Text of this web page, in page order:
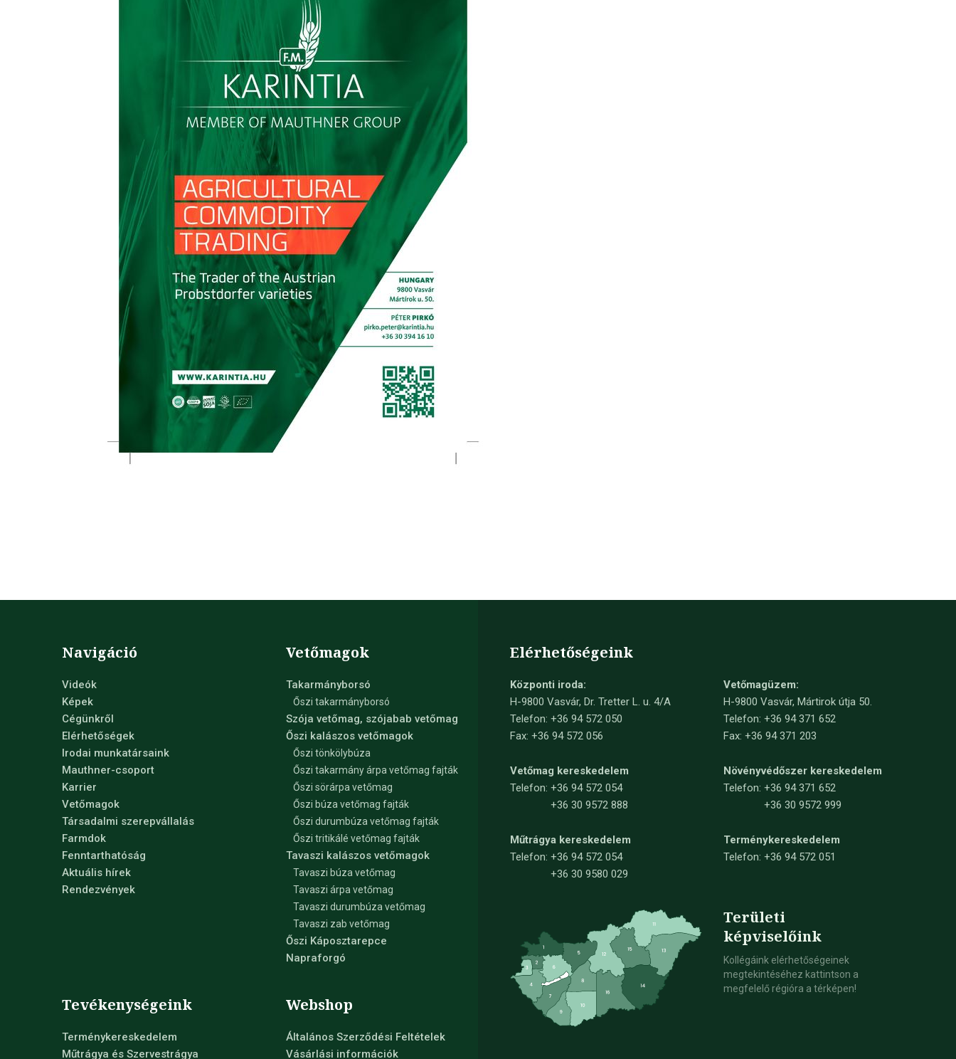
Navigáció
Videók
Képek
Cégünkről
Elérhetőségek
Irodai munkatársaink
Mauthner-csoport
Karrier
Vetőmagok
Társadalmi szerepvállalás
Farmdok
Fenntarthatóság
Aktuális hírek
Rendezvények
Vetőmagok
Takarmányborsó
Őszi takarmányborsó
Szója vetőmag, szójabab vetőmag
Őszi kalászos vetőmagok
Őszi tönkölybúza
Őszi takarmány árpa vetőmag fajták
Őszi sörárpa vetőmag
Őszi búza vetőmag fajták
Őszi durumbúza vetőmag fajták
Őszi tritikálé vetőmag fajták
Tavaszi kalászos vetőmagok
Tavaszi búza vetőmag
Tavaszi árpa vetőmag
Tavaszi durumbúza vetőmag
Tavaszi zab vetőmag
Őszi Káposztarepce
Napraforgó
Tevékenységeink
Terménykereskedelem
Műtrágya és Szervestrágya
Webshop
Általános Szerződési Feltételek
Vásárlási információk
Elérhetőségeink
Központi iroda:
H-9800 Vasvár, Dr. Tretter L. u. 4/A
Telefon: +36 94 572 050
Fax: +36 94 572 056
Vetőmagüzem:
H-9800 Vasvár, Mártirok útja 50.
Telefon: +36 94 371 652
Fax: +36 94 371 203
Vetőmag kereskedelem
Telefon: +36 94 572 054
+36 30 9572 888
Növényvédőszer kereskedelem
Telefon: +36 94 371 652
+36 30 9572 999
Műtrágya kereskedelem
Telefon: +36 94 572 054
+36 30 9580 029
Terménykereskedelem
Telefon: +36 94 572 051
Területi
képviselőink
Kollégáink elérhetőségeinek
megtekintéséhez kattintson a
megfelelő régióra a térképen!